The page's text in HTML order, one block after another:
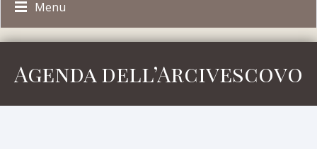
Menu
Agenda dell’Arcivescovo